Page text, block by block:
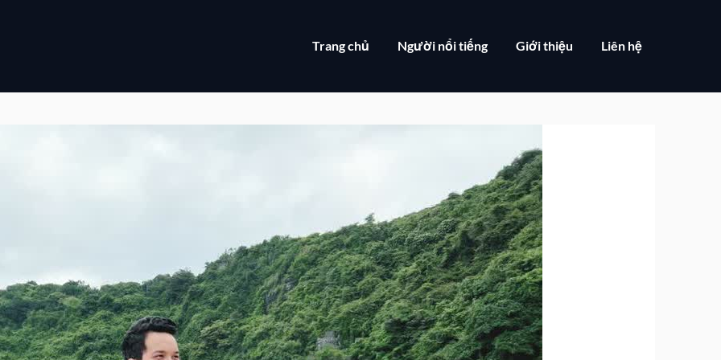
Trang chủ Người nổi tiếng Giới thiệu Liên hệ